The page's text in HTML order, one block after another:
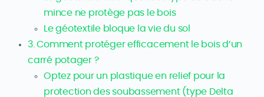
mince ne protège pas le bois
Le géotextile bloque la vie du sol
3. Comment protéger efficacement le bois d’un
carré potager ?
Optez pour un plastique en relief pour la
protection des soubassement (type Delta